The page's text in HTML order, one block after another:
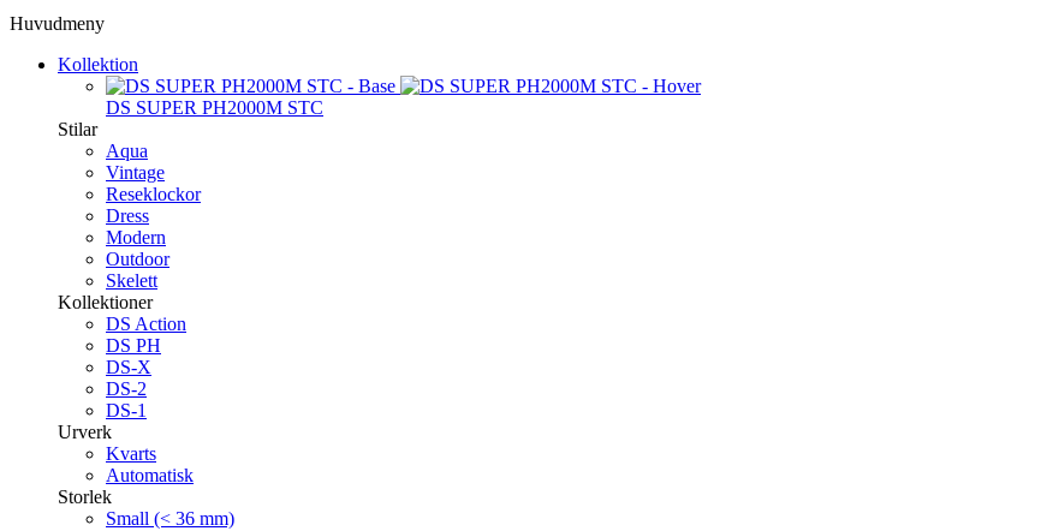
Huvudmeny
Kollektion
DS SUPER PH2000M STC
Stilar
Aqua
Vintage
Reseklockor
Dress
Modern
Outdoor
Skelett
Kollektioner
DS Action
DS PH
DS-X
DS-2
DS-1
Urverk
Kvarts
Automatisk
Storlek
Small (< 36 mm)